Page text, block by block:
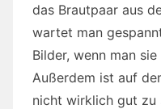
das Brautpaar aus
wartet man
Bilder, wenn man
Außerdem ist auf
nicht wirklich gut zu